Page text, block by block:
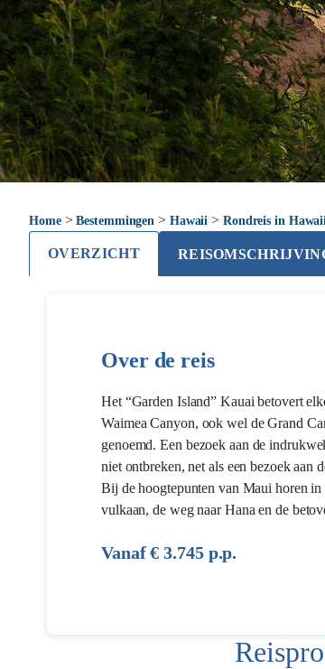
Home>Bestemmingen > Hawaii > Rondreis in
OVERZICHT
Over de reis
Het “Garden Island” Kauai betovert
Waimea Canyon, ook wel de Grand
genoemd. Een bezoek aan de
niet ontbreken, net als een bezoek aan
Bij de hoogtepunten van Maui horen in
vulkaan, de weg naar Hana en de
Vanaf € 3.745 p.p.